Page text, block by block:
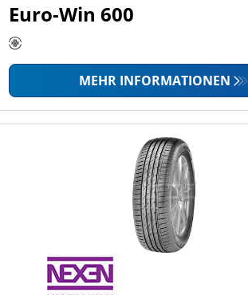
Euro-Win 600
MEHR INFORMATIONEN